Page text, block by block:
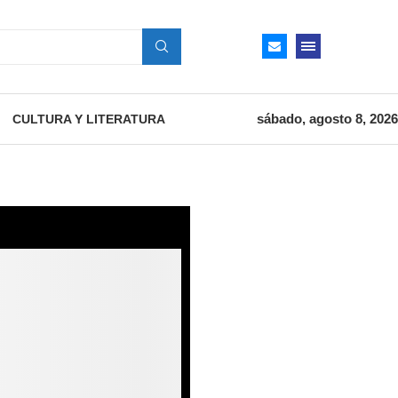
CULTURA Y LITERATURA sábado, agosto 8, 2026